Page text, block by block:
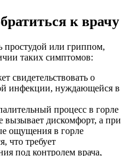
к врачу
простудой или гриппом,
таких симптомов:
свидетельствовать о
инфекции, нуждающейся в
процесс в горле
вызывает дискомфорт, а при
ощущения в горле
что требует
под контролем врача,